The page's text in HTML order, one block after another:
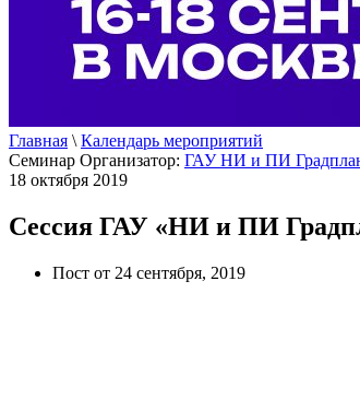
Главная \ Календарь мероприятий
Семинар Организатор: ГАУ НИ и ПИ
18 октября 2019
Сессия ГАУ «НИ и ПИ
Пост от 24 сентября, 2019